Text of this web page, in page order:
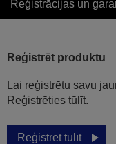
Reģistrācijas un
Reģistrēt produktu
Lai reģistrētu savu
Reģistrēties tūlīt.
Reģistrēt tūlīt